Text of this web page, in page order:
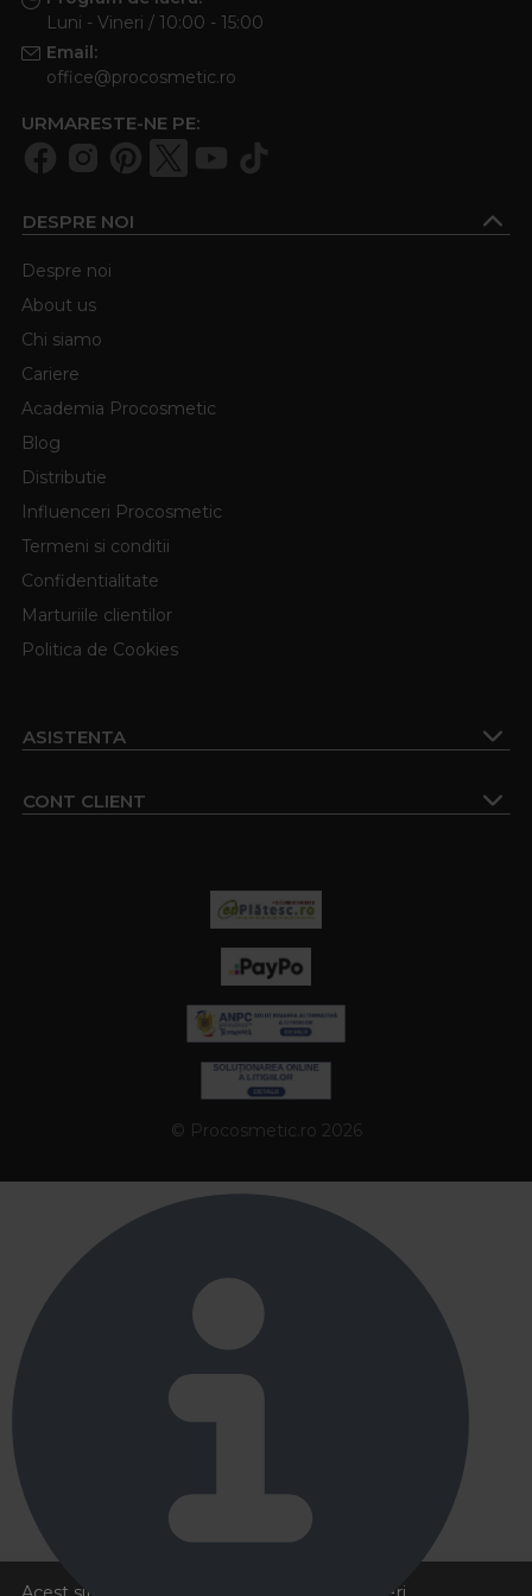
Luni - Vineri / 10:00 - 15:00
Email:
office@procosmetic.ro
URMARESTE-NE PE:
DESPRE NOI
Despre noi
About us
Chi siamo
Cariere
Academia Procosmetic
Blog
Distributie
Influenceri Procosmetic
Termeni si conditii
Confidentialitate
Marturiile clientilor
Politica de Cookies
ASISTENTA
CONT CLIENT
© Procosmetic.ro 2026